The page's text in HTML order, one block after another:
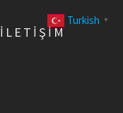
İLETIŞIM
Turkish ▼